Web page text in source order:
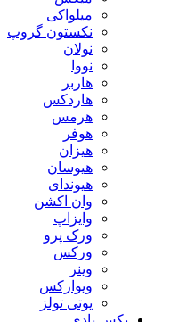
میلواکی
نکستون گروپ
نولان
نووا
هاربر
هاردکس
هرمس
هوفر
هیزان
هیوسان
هیوندای
وان اکشن
وایزاپ
ورک پرو
ورکس
وینر
ویوارکس
یوتی تولز